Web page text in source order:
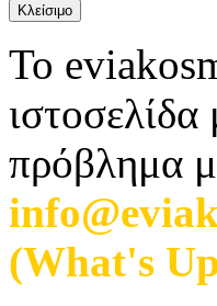
Κλείσιμο
Το
πρόβλημα
(What's